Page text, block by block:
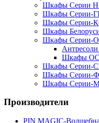
Шкафы Серии
Шкафы Серии-
Шкафы
Шкафы
Шкафы Серии-
Шкафы
Шкафы
Шкафы Серии-
Шкафы Серии-
Производители
PIN MAGIС-